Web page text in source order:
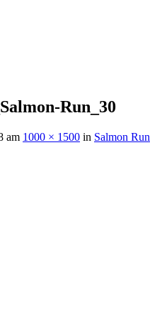
Run_30
am 1000 × 1500 in Salmon Run